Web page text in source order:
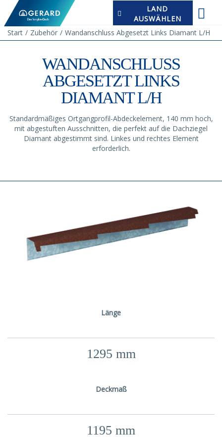
LAND
AUSWÄHLEN
Start
Zubehör Wandanschluss Abgesetzt Links Diamant L/H
WANDANSCHLUSS
ABGESETZT LINKS
DIAMANT L/H
Standardmäßiges Ortgangprofil-Abdeckelement, 140 mm hoch,
mit abgestuften Ausschnitten, die perfekt auf die Dachziegel
Diamant abgestimmt sind. Linkes und rechtes Element
erforderlich.
Länge
1295 mm
Deckmaß
1195 mm